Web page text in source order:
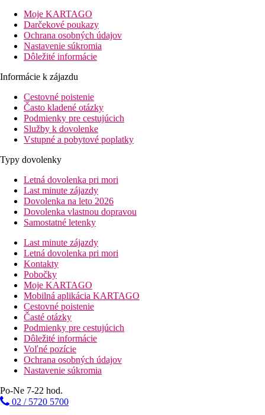
Moje KARTAGO
Darčekové poukazy
Ochrana osobných údajov
Nastavenie súkromia
Dôležité informácie
Informácie k zájazdu
Cestovné poistenie
Často kladené otázky
Podmienky pre cestujúcich
Služby k dovolenke
Vstupné a pobytové poplatky
Typy dovolenky
Letná dovolenka pri mori
Last minute zájazdy
Dovolenka na leto 2026
Dovolenka vlastnou dopravou
Samostatné letenky
Last minute zájazdy
Letná dovolenka pri mori
Kontakty
Pobočky
Moje KARTAGO
Mobilná aplikácia KARTAGO
Cestovné poistenie
Časté otázky
Podmienky pre cestujúcich
Dôležité informácie
Voľné pozície
Ochrana osobných údajov
Nastavenie súkromia
Po-Ne 7-22 hod.
02 / 5720 5700